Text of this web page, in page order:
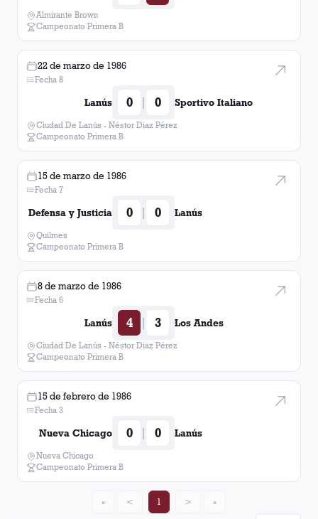
Almirante Brown
Campeonato Primera B
22 de marzo de 1986
Fecha 8
Lanús 0 | 0 Sportivo Italiano
Ciudad De Lanús - Néstor Diaz Pérez
Campeonato Primera B
15 de marzo de 1986
Fecha 7
Defensa y Justicia 0 | 0 Lanús
Quilmes
Campeonato Primera B
8 de marzo de 1986
Fecha 6
Lanús 4 | 3 Los Andes
Ciudad De Lanús - Néstor Diaz Pérez
Campeonato Primera B
15 de febrero de 1986
Fecha 3
Nueva Chicago 0 | 0 Lanús
Nueva Chicago
Campeonato Primera B
« < 1 > »